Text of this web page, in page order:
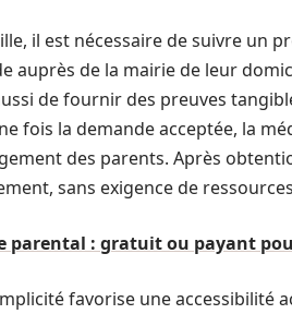
il est nécessaire de suivre un
auprès de la mairie de leur
de fournir des preuves
fois la demande acceptée, la
des parents. Après
sans exigence de
parental : gratuit ou payant
favorise une accessibilité